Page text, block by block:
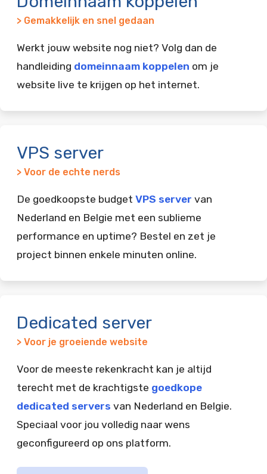
> Gemakkelijk en snel gedaan
Werkt jouw website nog niet? Volg dan de
handleiding domeinnaam koppelen om je
website live te krijgen op het internet.
VPS server
> Voor de echte nerds
De goedkoopste budget VPS server van
Nederland en Belgie met een sublieme
performance en uptime? Bestel en zet je
project binnen enkele minuten online.
Dedicated server
> Voor je groeiende website
Voor de meeste rekenkracht kan je altijd
terecht met de krachtigste goedkope
dedicated servers van Nederland en Belgie.
Speciaal voor jou volledig naar wens
geconfigureerd op ons platform.